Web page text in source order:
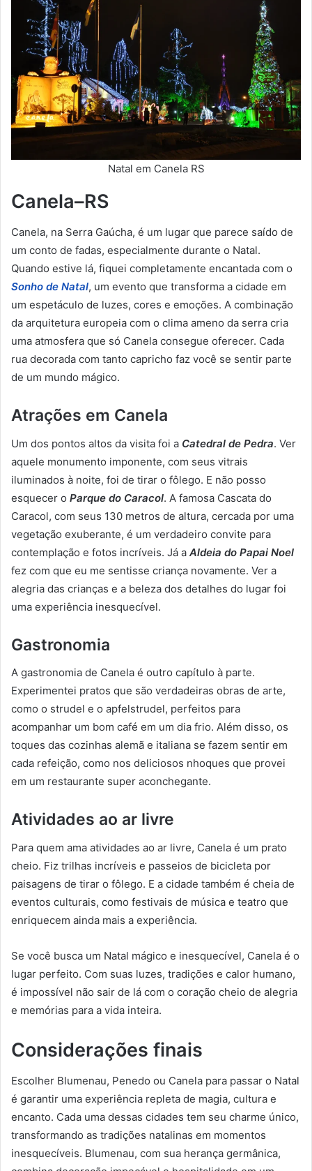
Natal em Canela RS
Canela–RS
Canela, na Serra Gaúcha, é um lugar que parece saído de
um conto de fadas, especialmente durante o Natal.
Quando estive lá, fiquei completamente encantada com o
Sonho de Natal, um evento que transforma a cidade em
um espetáculo de luzes, cores e emoções. A combinação
da arquitetura europeia com o clima ameno da serra cria
uma atmosfera que só Canela consegue oferecer. Cada
rua decorada com tanto capricho faz você se sentir parte
de um mundo mágico.
Atrações em Canela
Um dos pontos altos da visita foi a Catedral de Pedra. Ver
aquele monumento imponente, com seus vitrais
iluminados à noite, foi de tirar o fôlego. E não posso
esquecer o Parque do Caracol. A famosa Cascata do
Caracol, com seus 130 metros de altura, cercada por uma
vegetação exuberante, é um verdadeiro convite para
contemplação e fotos incríveis. Já a Aldeia do Papai Noel
fez com que eu me sentisse criança novamente. Ver a
alegria das crianças e a beleza dos detalhes do lugar foi
uma experiência inesquecível.
Gastronomia
A gastronomia de Canela é outro capítulo à parte.
Experimentei pratos que são verdadeiras obras de arte,
como o strudel e o apfelstrudel, perfeitos para
acompanhar um bom café em um dia frio. Além disso, os
toques das cozinhas alemã e italiana se fazem sentir em
cada refeição, como nos deliciosos nhoques que provei
em um restaurante super aconchegante.
Atividades ao ar livre
Para quem ama atividades ao ar livre, Canela é um prato
cheio. Fiz trilhas incríveis e passeios de bicicleta por
paisagens de tirar o fôlego. E a cidade também é cheia de
eventos culturais, como festivais de música e teatro que
enriquecem ainda mais a experiência.
Se você busca um Natal mágico e inesquecível, Canela é o
lugar perfeito. Com suas luzes, tradições e calor humano,
é impossível não sair de lá com o coração cheio de alegria
e memórias para a vida inteira.
Considerações finais
Escolher Blumenau, Penedo ou Canela para passar o Natal
é garantir uma experiência repleta de magia, cultura e
encanto. Cada uma dessas cidades tem seu charme único,
transformando as tradições natalinas em momentos
inesquecíveis. Blumenau, com sua herança germânica,